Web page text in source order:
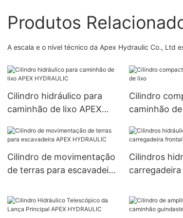
Produtos
A escala e o nível técnico da Apex Hydraulic Co., Ltd
Cilindro hidráulico para
caminhão de lixo APEX
Cilindro
caminhão
Cilindro de movimentação
de terras para escavadeira
Cilindros